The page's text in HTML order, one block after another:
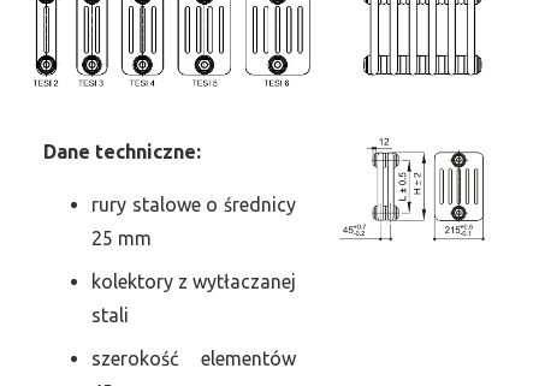
Dane techniczne:
rury stalowe o średnicy
25 mm
kolektory z wytłaczanej
stali
szerokość elementów